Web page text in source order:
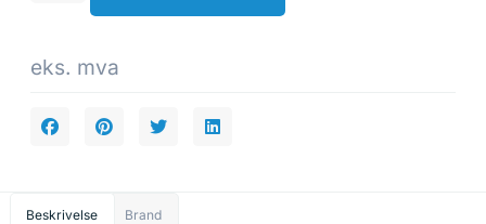
eks. mva
Beskrivelse Brand